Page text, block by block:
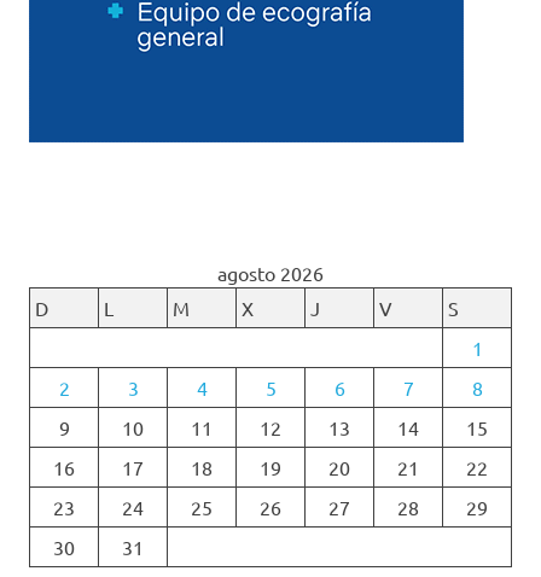
agosto 2026
D
L M X J V
S
1
2
3 4 5 6 7
8
9
10 11 12 13 14
15
16
17 18 19 20 21
22
23
24 25 26 27 28
29
30
31